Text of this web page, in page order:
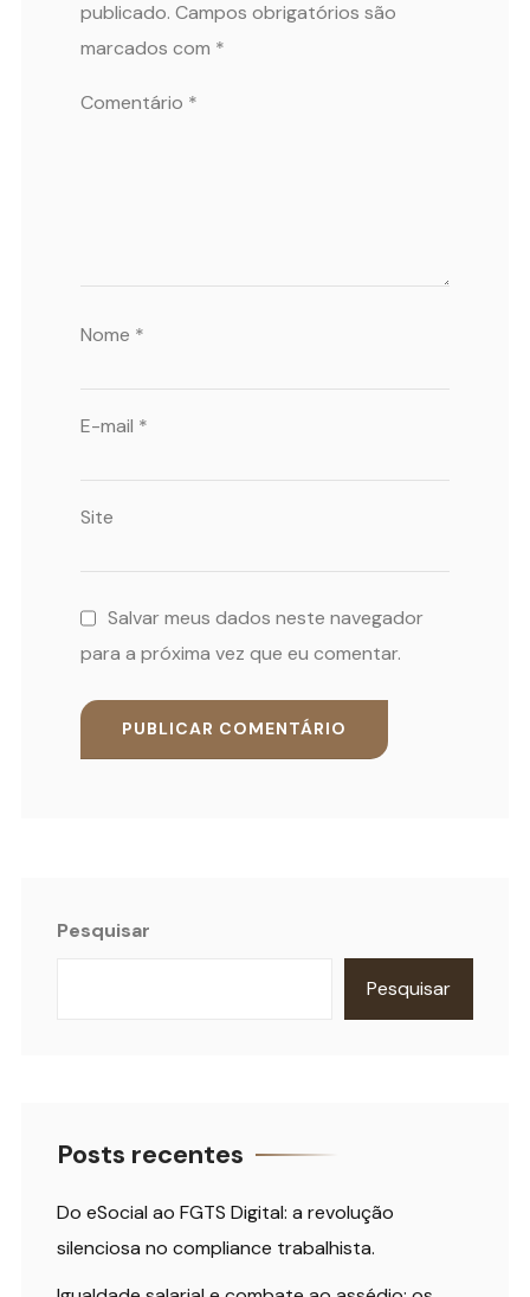
publicado. Campos obrigatórios são
marcados com *
Comentário *
Nome *
E-mail *
Site
Salvar meus dados neste navegador
para a próxima vez que eu comentar.
Pesquisar
Pesquisar
Posts recentes
Do eSocial ao FGTS Digital: a revolução
silenciosa no compliance trabalhista.